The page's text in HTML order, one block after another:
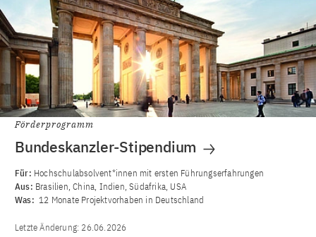
Förderprogramm
Bundeskanzler-Stipendium
Für: Hochschulabsolvent*innen mit ersten Führungserfahrungen
Aus: Brasilien, China, Indien, Südafrika, USA
Was: 12 Monate Projektvorhaben in Deutschland
Letzte Änderung: 26.06.2026